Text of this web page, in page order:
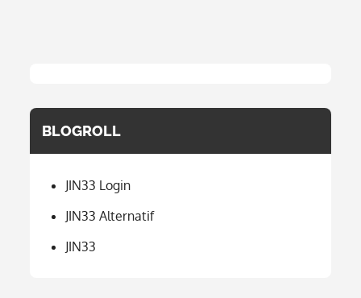
BLOGROLL
JIN33 Login
JIN33 Alternatif
JIN33